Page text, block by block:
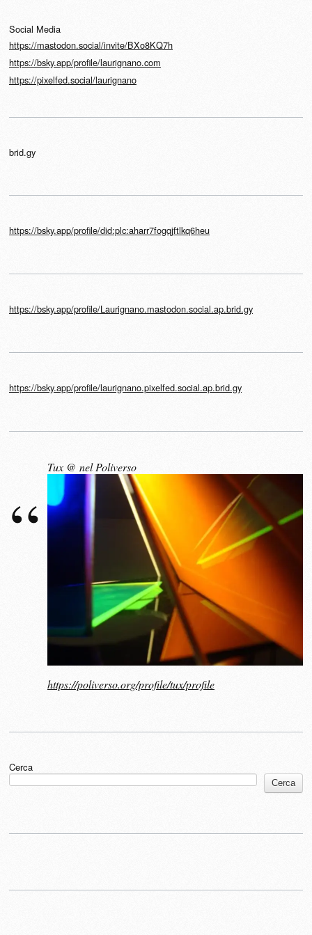
Social Media
https://mastodon.social/invite/BXo8KQ7h
https://bsky.app/profile/laurignano.com
https://pixelfed.social/laurignano
brid.gy
https://bsky.app/profile/did:plc:aharr7fogqjftlkq6heu
https://bsky.app/profile/Laurignano.mastodon.social.ap.brid.gy
https://bsky.app/profile/laurignano.pixelfed.social.ap.brid.gy
Tux @ nel Poliverso
https://poliverso.org/profile/tux/profile
Cerca
Cerca